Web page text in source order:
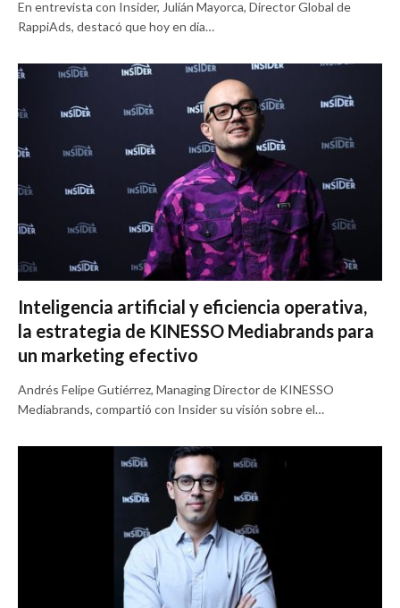
En entrevista con Insider, Julián Mayorca, Director Global de
RappiAds, destacó que hoy en día…
Inteligencia artificial y eficiencia operativa,
la estrategia de KINESSO Mediabrands para
un marketing efectivo
Andrés Felipe Gutiérrez, Managing Director de KINESSO
Mediabrands, compartió con Insider su visión sobre el…